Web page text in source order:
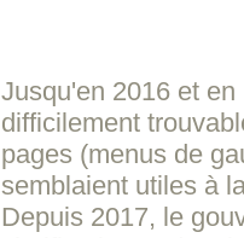
Jusqu'en 2016 et
difficilement
pages (menus de
semblaient utiles à
Depuis 2017, le